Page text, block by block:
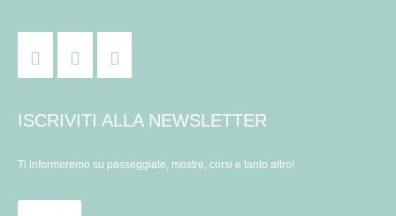
ISCRIVITI ALLA NEWSLETTER
Ti informeremo su passeggiate, mostre, corsi e tanto altro!